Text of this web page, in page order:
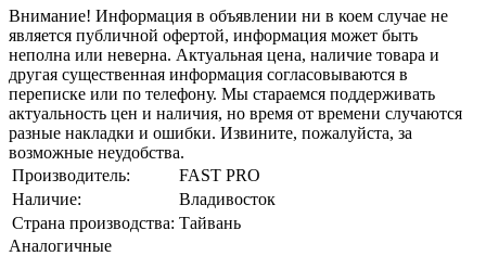
Внимание! Информация в объявлении ни в коем случае не
является публичной офертой, информация может быть
неполна или неверна. Актуальная цена, наличие товара и
другая существенная информация согласовываются в
переписке или по телефону. Мы стараемся поддерживать
актуальность цен и наличия, но время от времени случаются
разные накладки и ошибки. Извините, пожалуйста, за
возможные неудобства.
Производитель:
FAST PRO
Наличие:
Владивосток
Страна производства: Тайвань
Аналогичные